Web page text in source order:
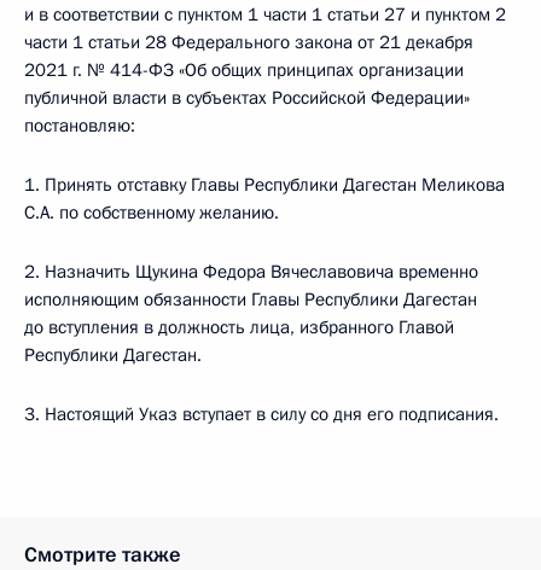
и в соответствии с пунктом 1 части 1 статьи 27 и пунктом 2
части 1 статьи 28 Федерального закона от 21 декабря
2021 г. № 414-ФЗ «Об общих принципах организации
публичной власти в субъектах Российской Федерации»
постановляю:
1. Принять отставку Главы Республики Дагестан Меликова
С.А. по собственному желанию.
2. Назначить Щукина Федора Вячеславовича временно
исполняющим обязанности Главы Республики Дагестан
до вступления в должность лица, избранного Главой
Республики Дагестан.
3. Настоящий Указ вступает в силу со дня его подписания.
Смотрите также